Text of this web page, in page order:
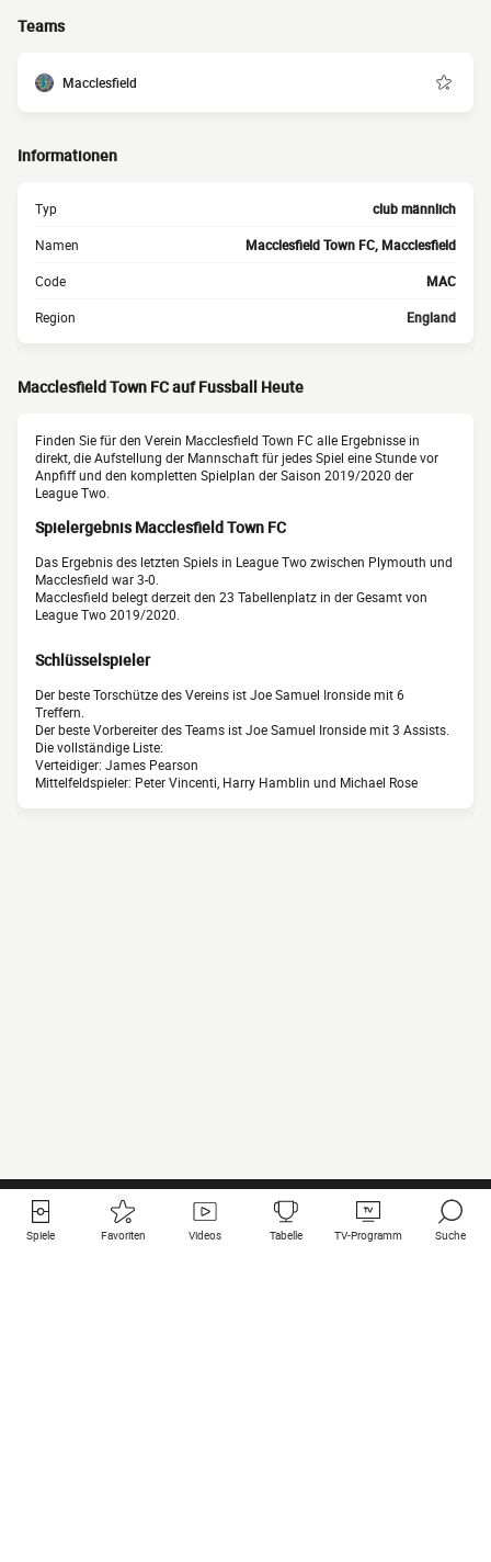
Teams
Macclesfield
Informationen
Typ club männlich
Namen Macclesfield Town FC, Macclesfield
Code MAC
Region England
Macclesfield Town FC auf Fussball Heute
Finden Sie für den Verein Macclesfield Town FC alle Ergebnisse in
direkt, die Aufstellung der Mannschaft für jedes Spiel eine Stunde vor
Anpfiff und den kompletten Spielplan der Saison 2019/2020 der
League Two.
Spielergebnis Macclesfield Town FC
Das Ergebnis des letzten Spiels in League Two zwischen Plymouth und
Macclesfield war 3-0.
Macclesfield belegt derzeit den 23 Tabellenplatz in der Gesamt von
League Two 2019/2020.
Schlüsselspieler
Der beste Torschütze des Vereins ist Joe Samuel Ironside mit 6
Treffern.
Der beste Vorbereiter des Teams ist Joe Samuel Ironside mit 3 Assists.
Die vollständige Liste:
Verteidiger: James Pearson
Mittelfeldspieler: Peter Vincenti, Harry Hamblin und Michael Rose
Spiele Favoriten Videos Tabelle TV-Programm Suche